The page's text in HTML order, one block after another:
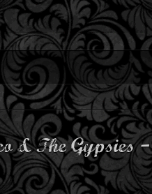
& The Gypsies